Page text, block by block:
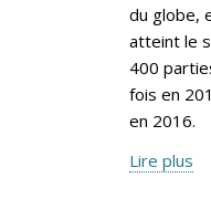
du globe,
atteint le
400
fois en
en 2016.
Lire plus